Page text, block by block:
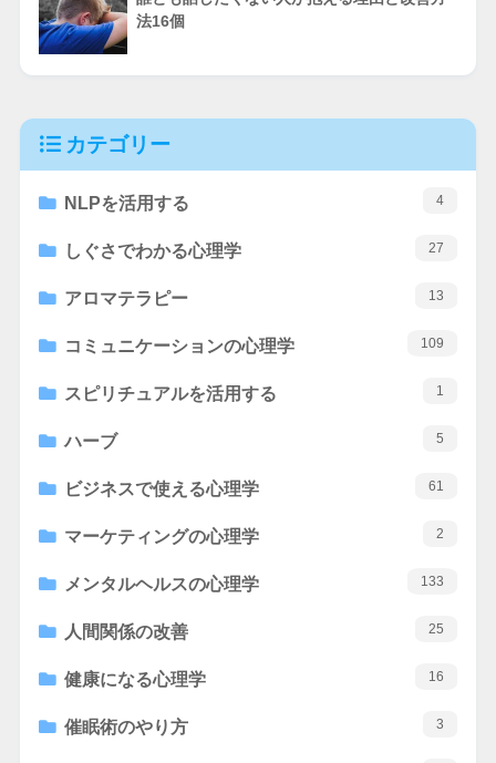
法16個
カテゴリー
NLPを活用する 4
しぐさでわかる心理学 27
アロマテラピー 13
コミュニケーションの心理学 109
スピリチュアルを活用する 1
ハーブ 5
ビジネスで使える心理学 61
マーケティングの心理学 2
メンタルヘルスの心理学 133
人間関係の改善 25
健康になる心理学 16
催眠術のやり方 3